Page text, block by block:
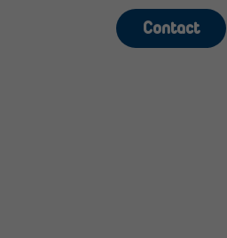
Contact